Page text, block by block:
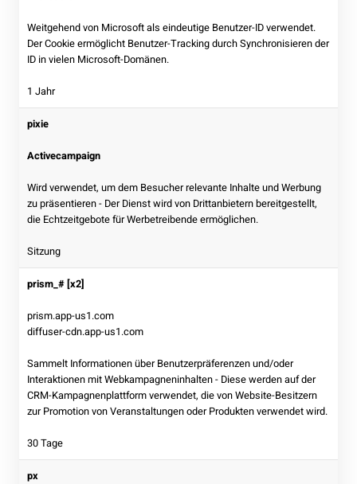
Weitgehend von Microsoft als eindeutige Benutzer-ID verwendet.
Der Cookie ermöglicht Benutzer-Tracking durch Synchronisieren der
ID in vielen Microsoft-Domänen.
1 Jahr
pixie
Activecampaign
Wird verwendet, um dem Besucher relevante Inhalte und Werbung
zu präsentieren - Der Dienst wird von Drittanbietern bereitgestellt,
die Echtzeitgebote für Werbetreibende ermöglichen.
Sitzung
prism_# [x2]
prism.app-us1.com
diffuser-cdn.app-us1.com
Sammelt Informationen über Benutzerpräferenzen und/oder
Interaktionen mit Webkampagneninhalten - Diese werden auf der
CRM-Kampagnenplattform verwendet, die von Website-Besitzern
zur Promotion von Veranstaltungen oder Produkten verwendet wird.
30 Tage
px